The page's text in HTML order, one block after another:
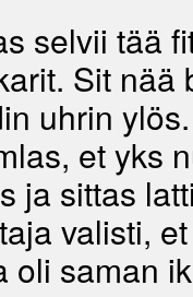
selvii tää
Sit nää
uhrin
et yks
ja sittas
valisti,
oli saman